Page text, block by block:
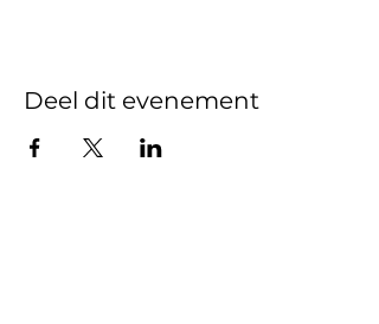
Deel dit evenement